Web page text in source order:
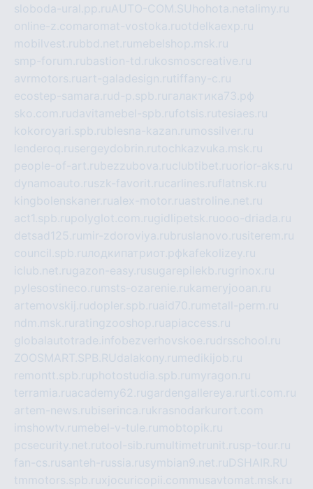
sloboda-ural.pp.ruAUTO-COM.SU hohota.net alimy.ru
online-z.comaromat-vostoka.ruotdelkaexp.ru
mobilvest.rubbd.net.ru mebelshop.msk.ru
smp-forum.rubastion-td.rukosmoscreative.ru
avrmotors.ruart-galadesign.rutiffany-c.ru
ecostep-samara.rud-p.spb.ru галактика73.рф
sko.com.rudavitamebel-spb.rufotsis.rutesiaes.ru
kokoroyari.spb.rublesna-kazan.ru mossilver.ru
lenderoq.rusergeydobrin.rutochkazvuka.msk.ru
people-of-art.rubezzubova.ruclubtibet.ruorior-aks.ru
dynamoauto.ruszk-favorit.rucarlines.ruflatnsk.ru
kingbolenskaner.rualex-motor.ruastroline.net.ru
act1.spb.rupolyglot.com.rugidlipetsk.ruooo-driada.ru
detsad125.ru mir-zdoroviya.rubruslanovo.rusiterem.ru
council.spb.ruлодкипатриот.рфkafekolizey.ru
iclub.net.rugazon-easy.rusugarepilekb.rugrinox.ru
pylesostineco.ru msts-ozarenie.rukameryjooan.ru
artemovskij.rudopler.spb.ruaid70.ru metall-perm.ru
ndm.msk.ru ratingzooshop.ruapiaccess.ru
globalautotrade.info bezverhovskoe.rudrsschool.ru
ZOOSMART.SPB.RUdalakony.ru medikijob.ru
remontt.spb.ruphotostudia.spb.ru myragon.ru
terramia.ruacademy62.rugardengallereya.ru rti.com.ru
artem-news.rubiserinca.rukrasnodarkurort.com
imshowtv.ru mebel-v-tule.ru mobtopik.ru
pcsecurity.net.rutool-sib.ru multimetrunit.rusp-tour.ru
fan-cs.rusanteh-russia.rusymbian9.net.ruDSHAIR.RU
tmmotors.spb.ruxjocuricopii.com musavtomat.msk.ru